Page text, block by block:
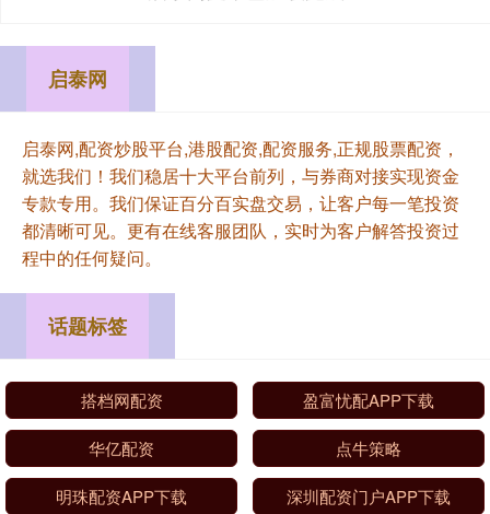
启泰网
启泰网,配资炒股平台,港股配资,配资服务,正规股票配资，
就选我们！我们稳居十大平台前列，与券商对接实现资金
专款专用。我们保证百分百实盘交易，让客户每一笔投资
都清晰可见。更有在线客服团队，实时为客户解答投资过
程中的任何疑问。
话题标签
搭档网配资 盈富忧配APP下载
华亿配资 点牛策略
明珠配资APP下载 深圳配资门户APP下载